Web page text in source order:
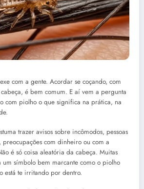
com a gente. Acordar se coçando, com
cabeça, é bem comum. E aí vem a pergunta
com piolho o que significa na prática, na
trazer avisos sobre incômodos, pessoas
com dinheiro ou com a
é só coisa aleatória da cabeça. Muitas
um símbolo bem marcante como o piolho
está te irritando por dentro.